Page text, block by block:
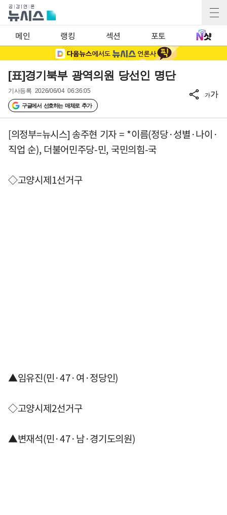
메인 랭킹 섹션 포토
[표]경기북부 광역의원 당선인 명단
기사등록 2026/06/04 06:36:05
구글에서 선호하는 매체로 추가
가가
[의정부=뉴시스] 송주현 기자 = *이름(정당·성별·나이·
직업 순), 더불어민주당-민, 국민의힘-국
◇고양시제1선거구
▲임유진(민·47·여·정당인)
◇고양시제2선거구
▲변재석(민·47·남·경기도의원)